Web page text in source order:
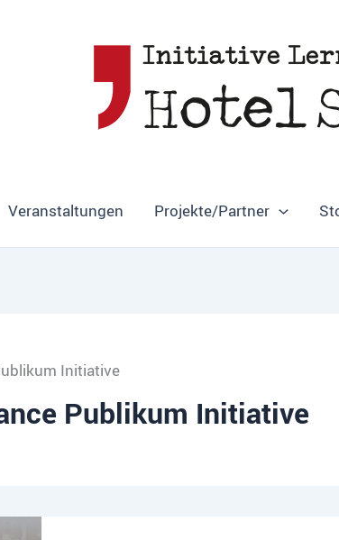
Veranstaltungen Projekte/Partner
Initiative
Publikum Initiative